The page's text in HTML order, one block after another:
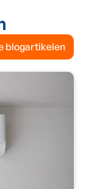
blogartikelen